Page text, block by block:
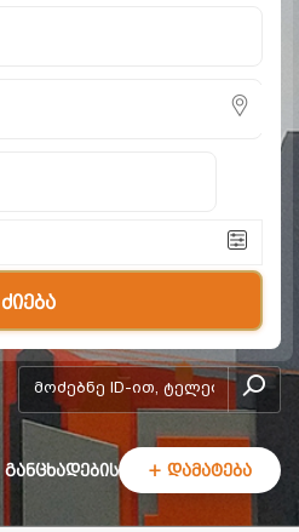
ძიება
add-form
განცხადების + დამატება